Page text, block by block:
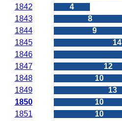
1842
4
1843
8
1844
9
1845
14
1846
1847
12
1848
10
1849
13
1850
10
1851
10